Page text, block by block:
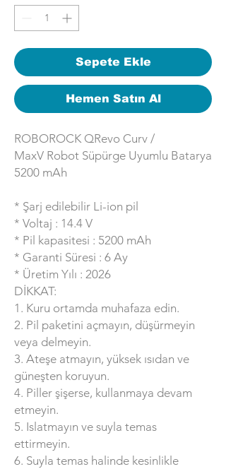
Sepete Ekle
Hemen Satın Al
ROBOROCK QRevo Curv /
MaxV Robot Süpürge Uyumlu Batarya
5200 mAh
* Şarj edilebilir Li-ion pil
* Voltaj : 14.4 V
* Pil kapasitesi : 5200 mAh
* Garanti Süresi : 6 Ay
* Üretim Yılı : 2026
DİKKAT:
1. Kuru ortamda muhafaza edin.
2. Pil paketini açmayın, düşürmeyin
veya delmeyin.
3. Ateşe atmayın, yüksek ısıdan ve
güneşten koruyun.
4. Piller şişerse, kullanmaya devam
etmeyin.
5. Islatmayın ve suyla temas
ettirmeyin.
6. Suyla temas halinde kesinlikle